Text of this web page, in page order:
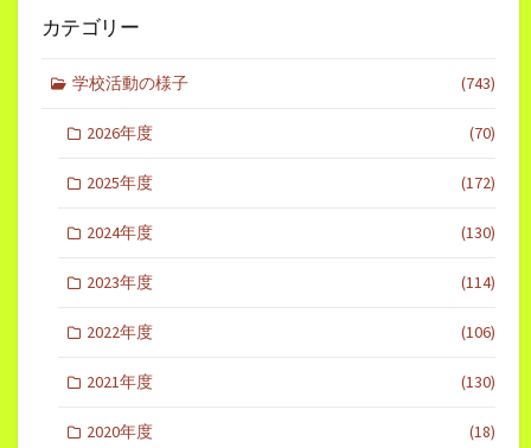
カテゴリー
学校活動の様子 (743)
2026年度 (70)
2025年度 (172)
2024年度 (130)
2023年度 (114)
2022年度 (106)
2021年度 (130)
2020年度 (18)